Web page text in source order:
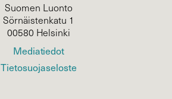
Suomen Luonto
Sörnäistenkatu 1
00580 Helsinki
Mediatiedot
Tietosuojaseloste